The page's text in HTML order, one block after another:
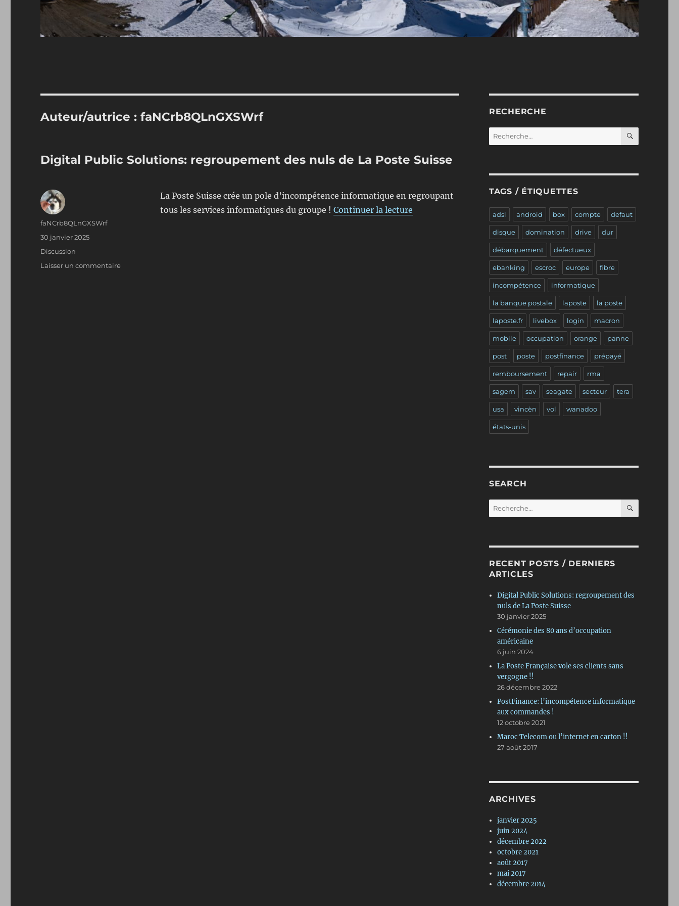
Auteur/autrice :faNCrb8QLnGXSWrf
Digital Public Solutions: regroupement des nuls de La Poste Suisse
La Poste Suisse crée un pole d’incompétence informatique en regroupant
tous les services informatiques du groupe ! Continuer la lecturede « Digital Public Solutions: regroupement des nuls de La Poste
Auteur
faNCrb8QLnGXSWrf
Publié
30 janvier 2025
Format
Discussion
Laisser un commentairesur
RECHERCHE
Recherche
pour :
TAGS / ÉTIQUETTES
adsl android box compte defaut
disque domination drive dur
débarquement défectueux
ebanking escroc europe fibre
incompétence informatique
la banque postale laposte la poste
laposte.fr livebox login macron
mobile occupation orange panne
post poste postfinance prépayé
remboursement repair rma
sagem sav seagate secteur tera
usa vincèn vol wanadoo
états-unis
SEARCH
Recherche
pour :
RECENT POSTS / DERNIERS
ARTICLES
Digital Public Solutions: regroupement des
nuls de La Poste Suisse
30 janvier 2025
Cérémonie des 80 ans d’occupation
américaine
6 juin 2024
La Poste Française vole ses clients sans
vergogne !!
26 décembre 2022
PostFinance: l’incompétence informatique
aux commandes !
12 octobre 2021
Maroc Telecom ou l’internet en carton !!
27 août 2017
ARCHIVES
janvier 2025
juin 2024
décembre 2022
octobre 2021
août 2017
mai 2017
décembre 2014